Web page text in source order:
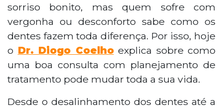
sorriso bonito, mas quem sofre com
vergonha ou desconforto sabe como os
dentes fazem toda diferença. Por isso, hoje
o Dr. Diogo Coelhoexplica sobre como
uma boa consulta com planejamento de
tratamento pode mudar toda a sua vida.
Desde o desalinhamento dos dentes até a